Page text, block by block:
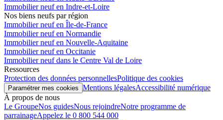
Immobilier neuf en Indre-et-Loire
Nos biens neufs par région
Immobilier neuf en Île-de-France
Immobilier neuf en Normandie
Immobilier neuf en Nouvelle-Aquitaine
Immobilier neuf en Occitanie
Immobilier neuf dans le Centre Val de Loire
Ressources
Protection des données personnellesPolitique des cookies
Paramétrer mes cookies Mentions légalesAccessibilité numérique
À propos de nous
Le GroupeNos guidesNous rejoindreNotre programme de
parrainageAppelez le 0 800 544 000